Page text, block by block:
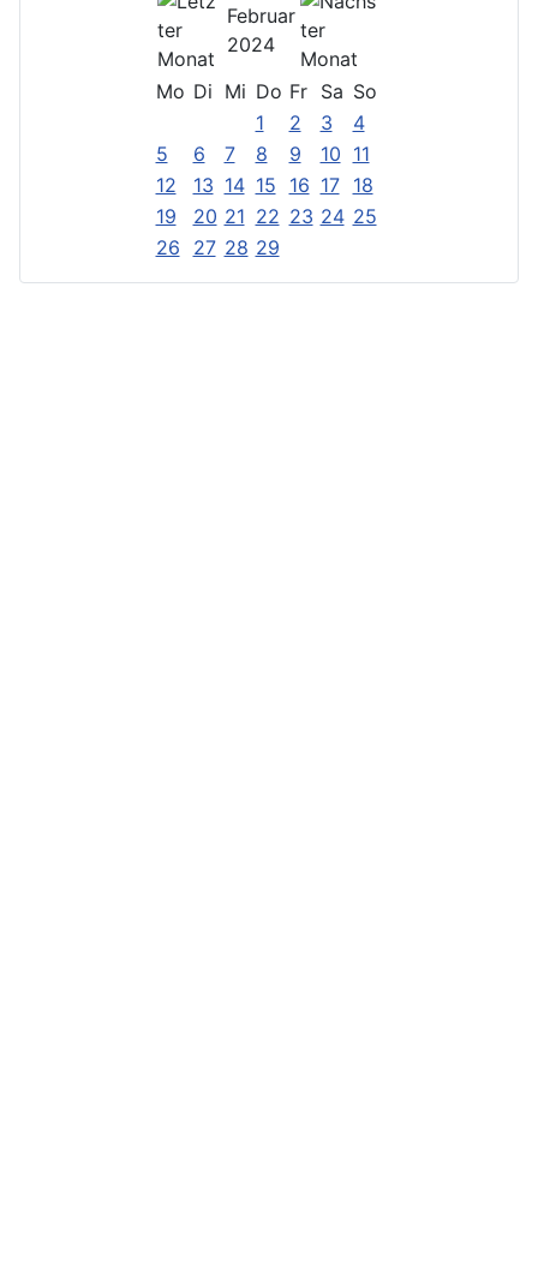
Februar
2024
Mo Di Mi Do Fr Sa So
1
2 3
4
5
6 7 8 9 10 11
12
13 14 15 16 17
18
19
20 21 22 23 24 25
26
27 28 29